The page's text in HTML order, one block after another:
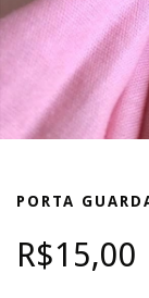
PORTA
R$15,00